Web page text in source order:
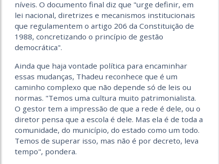
níveis. O documento final diz que "urge definir, em
lei nacional, diretrizes e mecanismos institucionais
que regulamentem o artigo 206 da Constituição de
1988, concretizando o princípio de gestão
democrática".
Ainda que haja vontade política para encaminhar
essas mudanças, Thadeu reconhece que é um
caminho complexo que não depende só de leis ou
normas. "Temos uma cultura muito patrimonialista.
O gestor tem a impressão de que a rede é dele, ou o
diretor pensa que a escola é dele. Mas ela é de toda a
comunidade, do município, do estado como um todo.
Temos de superar isso, mas não é por decreto, leva
tempo", pondera.